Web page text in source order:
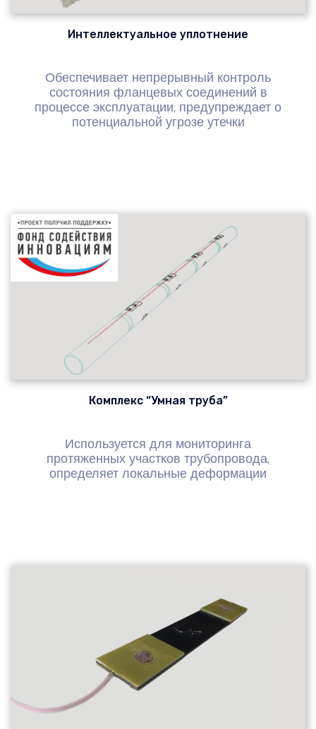
Интеллектуальное уплотнение
Обеспечивает непрерывный контроль
состояния фланцевых соединений в
процессе эксплуатации, предупреждает о
потенциальной угрозе утечки
Комплекс “Умная труба”
Используется для мониторинга
протяженных участков трубопровода,
определяет локальные деформации